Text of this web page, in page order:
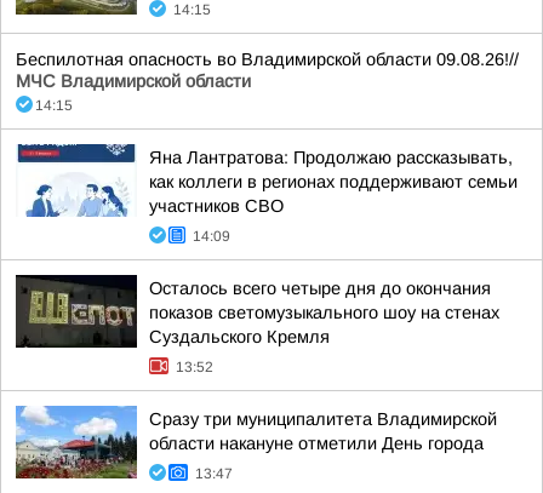
14:15
Беспилотная опасность во Владимирской области 09.08.26!//
МЧС Владимирской области
14:15
Яна Лантратова: Продолжаю рассказывать,
как коллеги в регионах поддерживают семьи
участников СВО
14:09
Осталось всего четыре дня до окончания
показов светомузыкального шоу на стенах
Суздальского Кремля
13:52
Сразу три муниципалитета Владимирской
области накануне отметили День города
13:47